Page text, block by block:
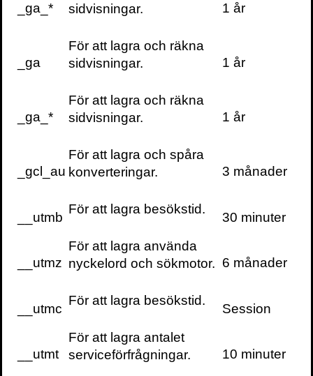
_ga_*
sidvisningar.
1 år
_ga
För att lagra och räkna
sidvisningar.
1 år
_ga_*
För att lagra och räkna
sidvisningar.
1 år
_gcl_au
För att lagra och spåra
konverteringar.
3 månader
__utmb
För att lagra besökstid.
30 minuter
__utmz
För att lagra använda
nyckelord och sökmotor. 6 månader
__utmc
För att lagra besökstid.
Session
__utmt
För att lagra antalet
serviceförfrågningar.
10 minuter